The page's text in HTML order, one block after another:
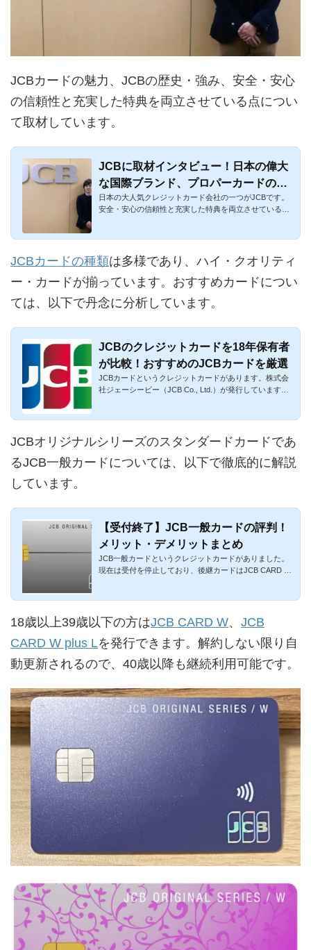
JCBカードの魅力、JCBの歴史・強み、安全・安心
の信頼性と充実した特典を両立させている点につい
て取材しています。
JCBに取材インタビュー！日本の偉大
な国際ブランド、プロパーカードの魅
力を聞き倒しました！
日本の大人気クレジットカード会社の一つがJCBです。
安全・安心の信頼性と充実した特典を両立させている点
JCBカードの種類は多様であり、ハイ・クオリティ
ー・カードが揃っています。おすすめカードについ
ては、以下で丹念に分析しています。
JCBのクレジットカードを18年保有者
が比較！おすすめのJCBカードを厳選
JCBカードというクレジットカードがあります。株式会
社ジェーシービー（JCB Co., Ltd.）が発行しています。
JCBオリジナルシリーズのスタンダードカードであ
るJCB一般カードについては、以下で徹底的に解説
しています。
【受付終了】JCB一般カードの評判！
メリット・デメリットまとめ
JCB一般カードというクレジットカードがありました。
現在は受付を停止しており、後継カードはJCB CARD S
18歳以上39歳以下の方はJCB CARD W、 JCB
CARD W plus Lを発行できます。解約しない限り自
動更新されるので、40歳以降も継続利用可能です。